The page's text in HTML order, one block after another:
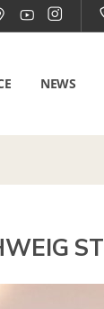
NEWS